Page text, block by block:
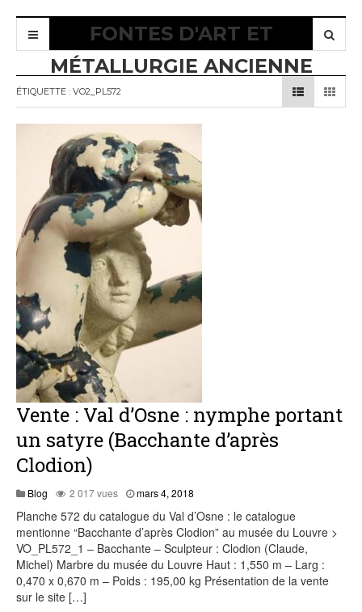
FONTES D'ART ET
MÉTALLURGIE ANCIENNE
ÉTIQUETTE : VO2_PL572
Vente : Val d’Osne : nymphe portant
un satyre (Bacchante d’après
Clodion)
Blog 2 017 vues mars 4, 2018
2018
Planche 572 du catalogue du Val d’Osne : le catalogue
mentionne “Bacchante d’après Clodion” au musée du Louvre >
VO_PL572_1 – Bacchante – Sculpteur : Clodion (Claude,
Michel) Marbre du musée du Louvre Haut : 1,550 m – Larg :
0,470 x 0,670 m – Poids : 195,00 kg Présentation de la vente
sur le site […]